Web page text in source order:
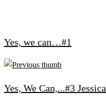
Yes, we can…#1
Yes, We Can,...#3 Jessica